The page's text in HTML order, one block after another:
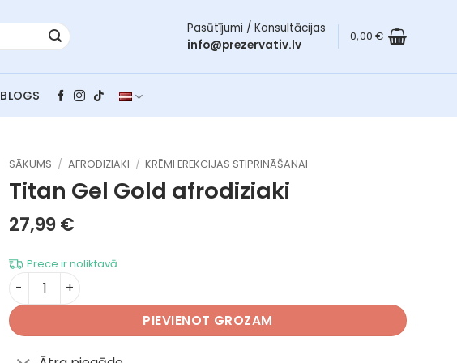
Pasūtījumi / Konsultācijas
info@prezervativ.lv
0,00€
BLOGS
SĀKUMS / AFRODIZIAKI / KRĒMI EREKCIJAS STIPRINĀŠANAI
Titan Gel Gold afrodiziaki
27,99€
Prece ir noliktavā
Titan Gel Gold daudzums
PIEVIENOT GROZAM